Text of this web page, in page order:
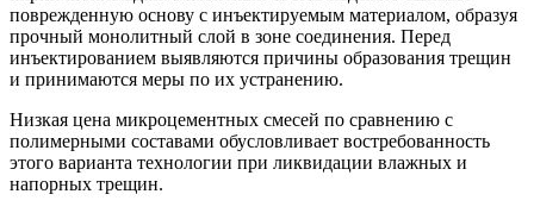
поврежденную основу с инъектируемым материалом, образуя
прочный монолитный слой в зоне соединения. Перед
инъектированием выявляются причины образования трещин
и принимаются меры по их устранению.
Низкая цена микроцементных смесей по сравнению с
полимерными составами обусловливает востребованность
этого варианта технологии при ликвидации влажных и
напорных трещин.